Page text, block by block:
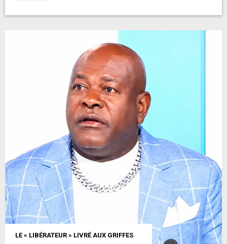
LE « LIBÉRATEUR » LIVRÉ AUX GRIFFES